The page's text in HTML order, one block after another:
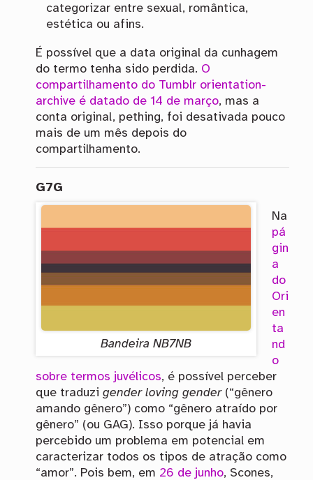
categorizar entre sexual, romântica,
estética ou afins.
É possível que a data original da cunhagem
do termo tenha sido perdida. O
compartilhamento do Tumblr orientation-
archive é datado de 14 de março, mas a
conta original, pething, foi desativada pouco
mais de um mês depois do
compartilhamento.
G7G
Bandeira NB7NB
Na
pá
gin
a
do
Ori
en
ta
nd
o
sobre termos juvélicos, é possível perceber
que traduzi gender loving gender(“gênero
amando gênero”) como “gênero atraído por
gênero” (ou GAG). Isso porque já havia
percebido um problema em potencial em
caracterizar todos os tipos de atração como
“amor”. Pois bem, em 26 de junho, Scones,